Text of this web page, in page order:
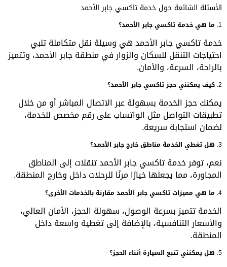
الأسئلة الشائعة حول خدمة تاكسي جابر الأحمد
1. ما هي خدمة تاكسي جابر الأحمد؟
خدمة تاكسي جابر الأحمد هي وسيلة نقل متكاملة تلبي
احتياجات التنقل للسكان والزوار في منطقة جابر الأحمد، وتتميز
بالراحة، السرعة، والأمان.
2. كيف يمكنني حجز تاكسي جابر الأحمد؟
يمكنك حجز الخدمة بسهولة عبر الاتصال المباشر أو من خلال
تطبيقات التواصل مثل الواتساب على رقم مخصص للخدمة،
لضمان استجابة سريعة.
3. هل تغطي الخدمة مناطق خارج جابر الأحمد؟
نعم، توفر خدمة تاكسي جابر الأحمد تنقلات إلى المناطق
المجاورة، مما يجعلها خيارًا مرنًا للرحلات داخل وخارج المنطقة.
4. ما هي مميزات تاكسي جابر الأحمد مقارنة بالخدمات الأخرى؟
الخدمة تتميز بسرعة الوصول، سهولة الحجز، الأمان العالي،
والأسعار التنافسية، بالإضافة إلى تغطية واسعة داخل
المنطقة.
5. هل يمكنني تتبع السيارة أثناء الحجز؟